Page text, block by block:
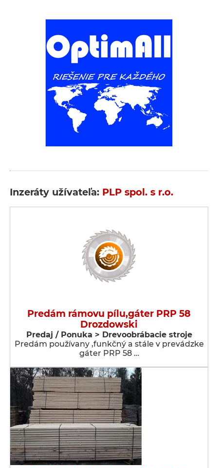
Inzeráty užívateľa: PLP spol. s r.o.
Predám rámovu pílu,gáter PRP 58
Drozdowski
Predaj / Ponuka > Drevoobrábacie stroje
Predám používany ,funkčný a stále v prevádzke
gáter PRP 58 …